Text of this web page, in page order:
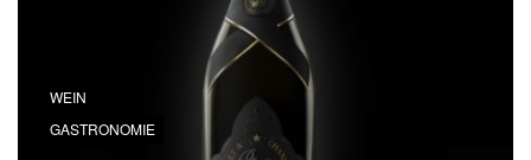
WEIN
GASTRONOMIE